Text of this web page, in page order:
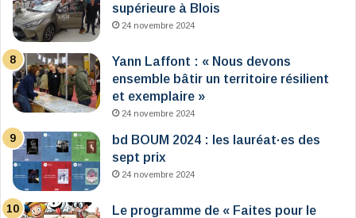
supérieure à Blois
24 novembre 2024
Yann Laffont : « Nous devons
ensemble bâtir un territoire résilient
et exemplaire »
24 novembre 2024
bd BOUM 2024 : les lauréat·es des
sept prix
24 novembre 2024
Le programme de « Faites pour le